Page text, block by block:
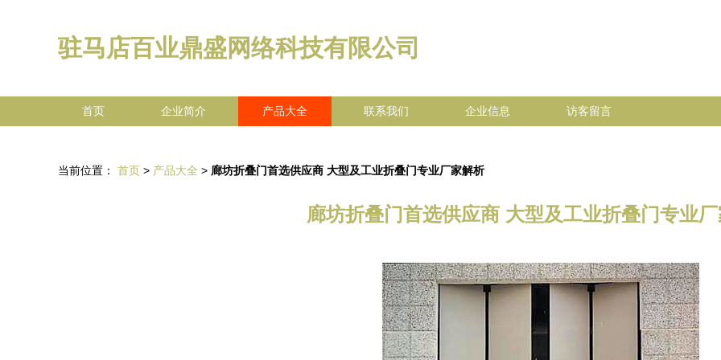
驻马店百业鼎盛网络科技有限公司
首页 企业简介 产品大全 联系我们 企业信息 访客留言
当前位置： 首页 > 产品大全 > 廊坊折叠门首选供应商 大型及工业折叠门专业厂家解析
廊坊折叠门首选供应商 大型及工业折叠门专业